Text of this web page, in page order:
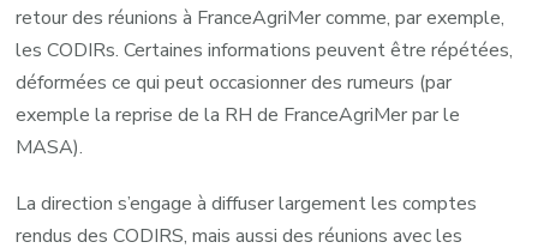
retour des réunions à FranceAgriMer comme, par exemple,
les CODIRs. Certaines informations peuvent être répétées,
déformées ce qui peut occasionner des rumeurs (par
exemple la reprise de la RH de FranceAgriMer par le
MASA).
La direction s’engage à diffuser largement les comptes
rendus des CODIRS, mais aussi des réunions avec les